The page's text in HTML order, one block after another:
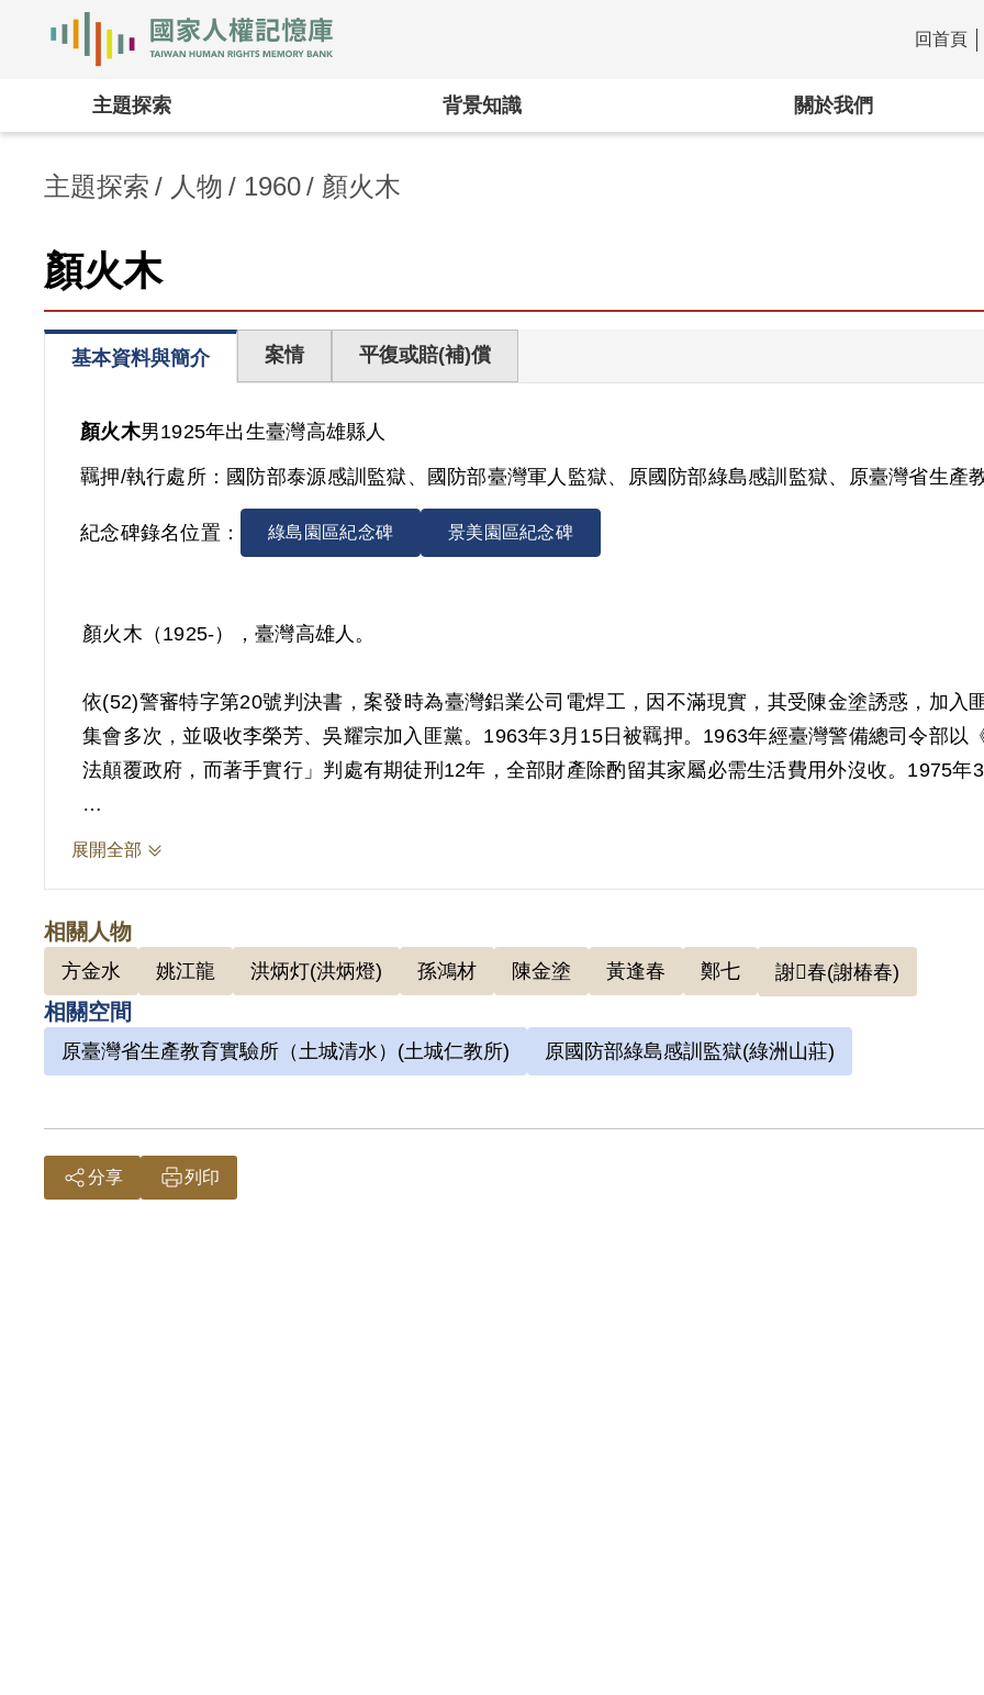
:::
回首頁
主題探索 背景知識 關於我們
主題探索 人物 1960 顏火木
顏火木
基本資料與簡介 案情 平復或賠(補)償
顏火木男1925年出生臺灣高雄縣人
羈押/執行處所： 國防部泰源感訓監獄、國防部臺灣軍人監獄、原國防部綠島感訓監獄、原臺灣省生產
紀念碑錄名位置： 綠島園區紀念碑 景美園區紀念碑
顏火木（1925-），臺灣高雄人。
依(52)警審特字第20號判決書，案發時為臺灣鋁業公司電焊工，因不滿現實，其受陳金塗誘惑，加入
集會多次，並吸收李榮芳、吳耀宗加入匪黨。1963年3月15日被羈押。1963年經臺灣警備總司令部以
法顛覆政府，而著手實行」判處有期徒刑12年，全部財產除酌留其家屬必需生活費用外沒收。1975年3
其於1999年4月向補償基金會提出申請，2000年12月經第2屆第1次臨時董事會審核通過予以補償。補
參加，亦難認其所為已達顛覆政府而著手實行階段，此外別無其他具體事證，故應認本案非有實據。
2019年5月經促轉會公告撤銷判決處分。
展開全部
相關人物
方金水 姚江龍 洪炳灯(洪炳燈) 孫鴻材 陳金塗 黃逢春 鄭七 謝𣞩春(謝椿春)
相關空間
原臺灣省生產教育實驗所（土城清水）(土城仁教所) 原國防部綠島感訓監獄(綠洲山莊)
分享 列印